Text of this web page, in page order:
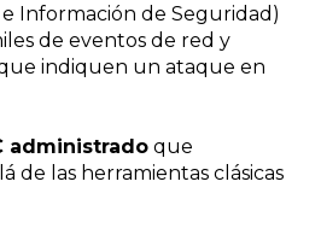
Información de Seguridad)
de eventos de red y
indiquen un ataque en
administrado que
de las herramientas clásicas